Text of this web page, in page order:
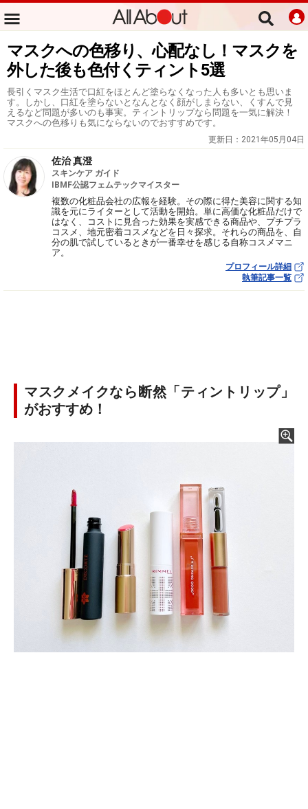
マスクへの色移り、心配なし！マスクを
外した後も色付くティント5選
長引くマスク生活で口紅をほとんど塗らなくなった人も多いとも思いま
す。しかし、口紅を塗らないとなんとなく顔がしまらない、くすんで見
えるなど問題が多いのも事実。ティントリップなら問題を一気に解決！
マスクへの色移りも気にならないのでおすすめです。
更新日： 2021年05月04日
佐治 真澄
スキンケア ガイド
IBMF公認フェムテックマイスター
複数の化粧品会社の広報を経験。その際に得た美容に関する知
識を元にライターとして活動を開始。単に高価な化粧品だけで
はなく、コストに見合った効果を実感できる商品や、プチプラ
コスメ、地元密着コスメなどを日々探求。それらの商品を、自
分の肌で試しているときが一番幸せを感じる自称コスメマニ
ア。
プロフィール詳細
執筆記事一覧
マスクメイクなら断然「ティントリップ」
がおすすめ！